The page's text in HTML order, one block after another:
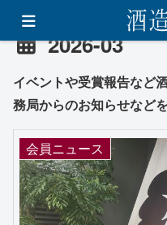
2026-03
イベントや受賞報告など
務局からのお知らせなど
会員ニュース